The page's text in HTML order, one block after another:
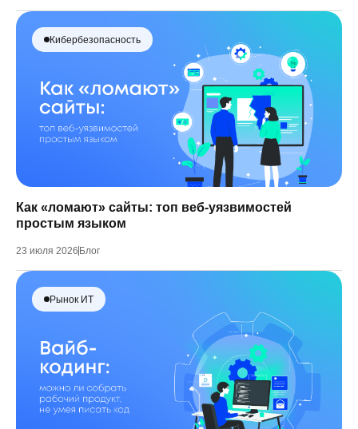
Кибербезопасность
Как «ломают» сайты: топ веб-уязвимостей
простым языком
23 июля 2026 Блог
Рынок ИТ